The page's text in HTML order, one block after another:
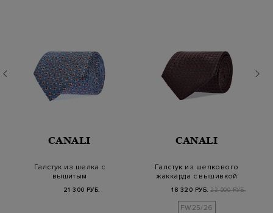
CANALI
Галстук из шелка с
вышитым
21 300 РУБ.
CANALI
Галстук из шелкового
жаккарда с вышивкой
18 320 РУБ. 22 900 РУБ.
FW25/26